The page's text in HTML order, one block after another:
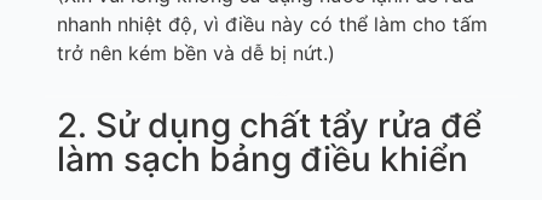
nhanh nhiệt độ, vì điều này có thể làm cho tấm
trở nên kém bền và dễ bị nứt.)
2. Sử dụng chất tẩy rửa để
làm sạch bảng điều khiển